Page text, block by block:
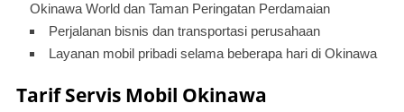
Okinawa World dan Taman Peringatan Perdamaian
Perjalanan bisnis dan transportasi perusahaan
Layanan mobil pribadi selama beberapa hari di Okinawa
Tarif Servis Mobil Okinawa